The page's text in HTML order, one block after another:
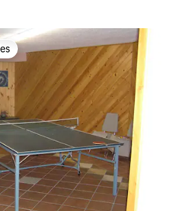
dos hóspedes